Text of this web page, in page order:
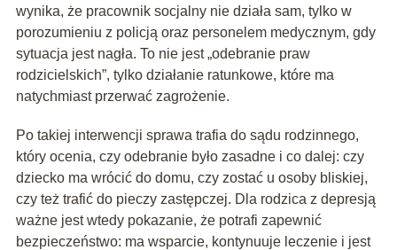
wynika, że pracownik socjalny nie działa sam, tylko w
porozumieniu z policją oraz personelem medycznym, gdy
sytuacja jest nagła. To nie jest „odebranie praw
rodzicielskich”, tylko działanie ratunkowe, które ma
natychmiast przerwać zagrożenie.
Po takiej interwencji sprawa trafia do sądu rodzinnego,
który ocenia, czy odebranie było zasadne i co dalej: czy
dziecko ma wrócić do domu, czy zostać u osoby bliskiej,
czy też trafić do pieczy zastępczej. Dla rodzica z depresją
ważne jest wtedy pokazanie, że potrafi zapewnić
bezpieczeństwo: ma wsparcie, kontynuuje leczenie i jest